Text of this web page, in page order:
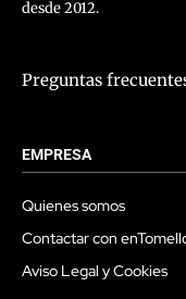
desde 2012.
Preguntas
EMPRESA
Quienes somos
Contactar con
Aviso Legal y Cookies